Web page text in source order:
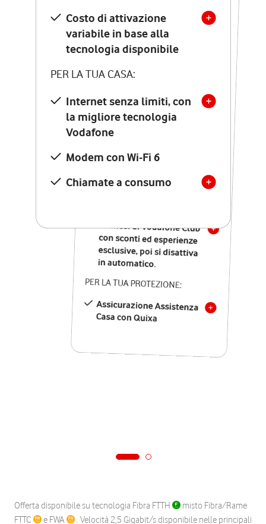
Costo di attivazione
variabile in base alla
tecnologia disponibile
PER LA TUA CASA:
Internet senza limiti, con
la migliore tecnologia
Vodafone
Modem con Wi-Fi 6
Chiamate a consumo
Costo di attivazione
variabile in base alla
tecnologia disponibile
PER LA TUA CASA:
Internet senza limiti, con
la migliore tecnologia
Vodafone
Modem Seven con Wi-Fi 7
Chiamate illimitate verso
numeri fissi e mobili
nazionali
12 mesi di Vodafone Club
con sconti ed esperienze
esclusive, poi si disattiva
in automatico.
PER LA TUA PROTEZIONE:
Assicurazione Assistenza
Casa con Quixa
Offerta disponibile su tecnologia Fibra FTTH
misto Fibra/Rame
FTTC
e FWA
. Velocità 2,5 Gigabit/s disponibile nelle principali